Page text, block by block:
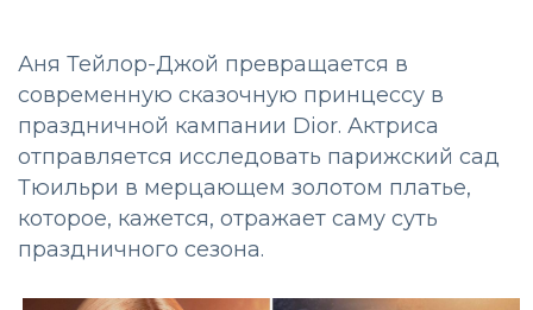
Аня Тейлор-Джой превращается в
современную сказочную принцессу в
праздничной кампании Dior. Актриса
отправляется исследовать парижский сад
Тюильри в мерцающем золотом платье,
которое, кажется, отражает саму суть
праздничного сезона.